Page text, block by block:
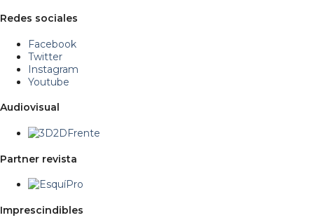
Redes sociales
Facebook
Twitter
Instagram
Youtube
Audiovisual
Partner revista
Imprescindibles